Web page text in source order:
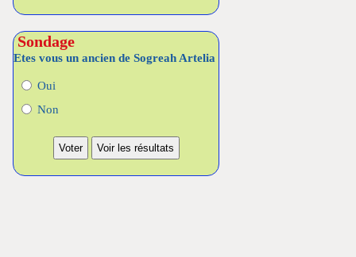
Sondage
Etes vous un ancien de Sogreah Artelia
Oui
Non